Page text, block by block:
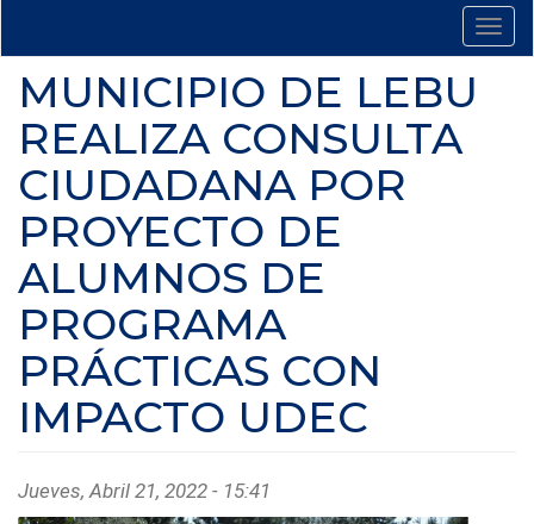
MUNICIPIO DE LEBU
REALIZA CONSULTA
CIUDADANA POR
PROYECTO DE
ALUMNOS DE
PROGRAMA
PRÁCTICAS CON
IMPACTO UDEC
Jueves, Abril 21, 2022 - 15:41